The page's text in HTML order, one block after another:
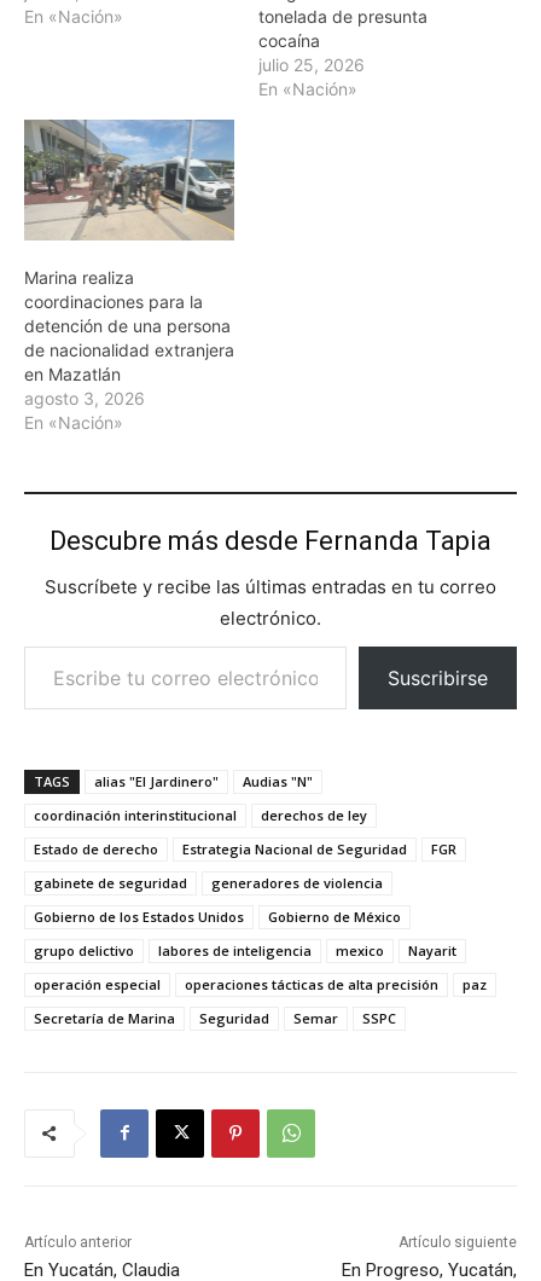
En «Nación»
tonelada de presunta
cocaína
julio 25, 2026
En «Nación»
Marina realiza
coordinaciones para la
detención de una persona
de nacionalidad extranjera
en Mazatlán
agosto 3, 2026
En «Nación»
Descubre más desde Fernanda Tapia
Suscríbete y recibe las últimas entradas en tu correo
electrónico.
Escribe tu correo electrónico…
Suscribirse
TAGS alias "El Jardinero"
Audias "N"
coordinación interinstitucional
derechos de ley
Estado de derecho
Estrategia Nacional de Seguridad
FGR
gabinete de seguridad
generadores de violencia
Gobierno de los Estados Unidos
Gobierno de México
grupo delictivo
labores de inteligencia mexico
Nayarit
operación especial
operaciones tácticas de alta precisión
paz
Secretaría de Marina
Seguridad Semar SSPC
Artículo anterior
En Yucatán, Claudia
Artículo siguiente
En Progreso, Yucatán,